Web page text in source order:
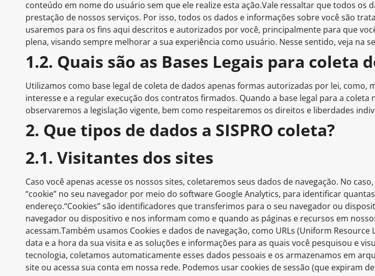
conteúdo em nome do usuário sem que ele realize esta ação.Vale ressaltar que todos os
prestação de nossos serviços. Por isso, todos os dados e informações sobre você são
usaremos para os fins aqui descritos e autorizados por você, principalmente para que
plena, visando sempre melhorar a sua experiência como usuário. Nesse sentido, veja na
1.2. Quais são as Bases Legais para coleta
Utilizamos como base legal de coleta de dados apenas formas autorizadas por lei,
interesse e a regular execução dos contratos firmados. Quando a base legal para a
observaremos a legislação vigente, bem como respeitaremos os direitos e liberdades
2. Que tipos de dados a SISPRO coleta?
2.1. Visitantes dos sites
Caso você apenas acesse os nossos sites, coletaremos seus dados de navegação. No
“cookie” no seu navegador por meio do software Google Analytics, para identificar
endereço.“Cookies” são identificadores que transferimos para o seu navegador ou
navegador ou dispositivo e nos informam como e quando as páginas e recursos em
acessam.Também usamos Cookies e dados de navegação, como URLs (Uniform
data e a hora da sua visita e as soluções e informações para as quais você pesquisou e
tecnologia, coletamos automaticamente esses dados pessoais e os armazenamos em
site ou acessa sua conta em nossa rede. Podemos usar cookies de sessão (que expiram